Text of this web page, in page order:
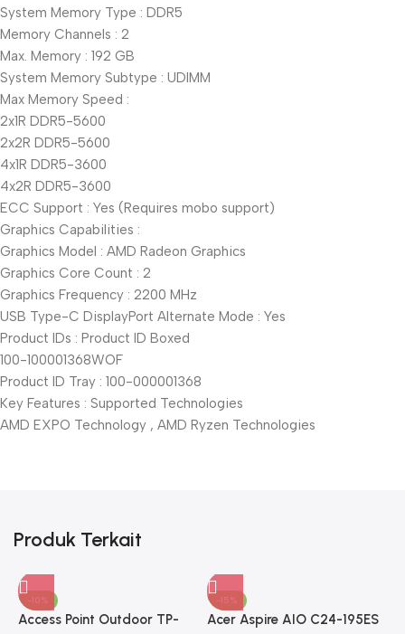
System Memory Type : DDR5
Memory Channels : 2
Max. Memory : 192 GB
System Memory Subtype : UDIMM
Max Memory Speed :
2x1R DDR5-5600
2x2R DDR5-5600
4x1R DDR5-3600
4x2R DDR5-3600
ECC Support : Yes (Requires mobo support)
Graphics Capabilities :
Graphics Model : AMD Radeon Graphics
Graphics Core Count : 2
Graphics Frequency : 2200 MHz
USB Type-C DisplayPort Alternate Mode : Yes
Product IDs : Product ID Boxed
100-100001368WOF
Product ID Tray : 100-000001368
Key Features : Supported Technologies
AMD EXPO Technology , AMD Ryzen Technologies
Produk Terkait
-10%
Access Point Outdoor TP-
-15%
Acer Aspire AIO C24-195ES